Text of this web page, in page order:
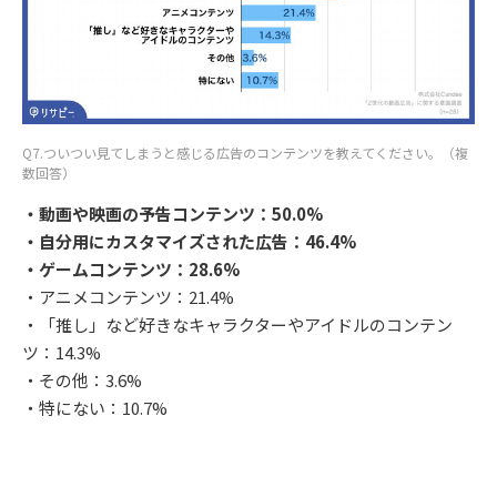
Q7.ついつい見てしまうと感じる広告のコンテンツを教えてください。（複
数回答）
・動画や映画の予告コンテンツ：50.0%
・自分用にカスタマイズされた広告：46.4%
・ゲームコンテンツ：28.6%
・アニメコンテンツ：21.4%
・「推し」など好きなキャラクターやアイドルのコンテン
ツ：14.3%
・その他：3.6%
・特にない：10.7%